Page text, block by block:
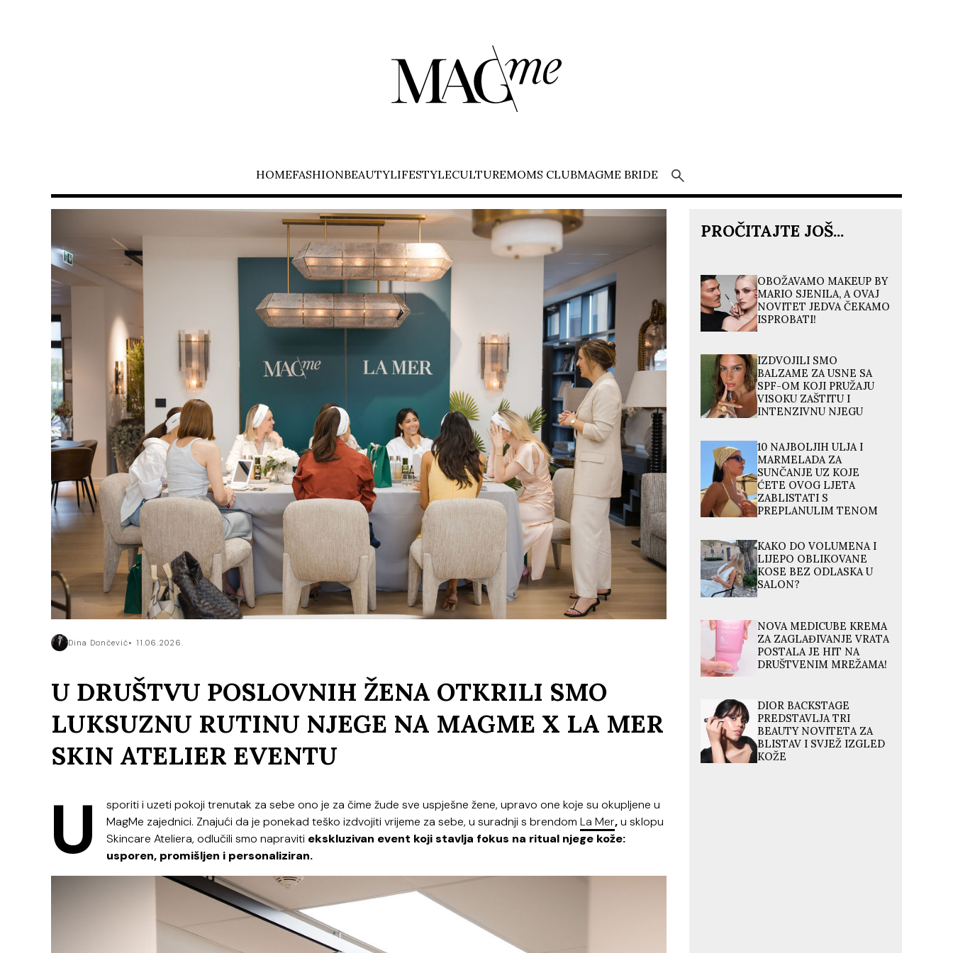
HOMEFASHIONBEAUTYLIFESTYLECULTUREMOMS CLUBMAGME BRIDE
Dina Dončević 11.06.2026.
U DRUŠTVU POSLOVNIH ŽENA OTKRILI SMO
LUKSUZNU RUTINU NJEGE NA MAGME X LA MER
SKIN ATELIER EVENTU
U
sporiti i uzeti pokoji trenutak za sebe ono je za čime žude sve uspješne žene, upravo one koje su okupljene u
MagMe zajednici. Znajući da je ponekad teško izdvojiti vrijeme za sebe, u suradnji s brendom La Mer,u sklopu
Skincare Ateliera, odlučili smo napraviti ekskluzivan event koji stavlja fokus na ritual njege kože:
usporen, promišljen i personaliziran.
PROČITAJTE JOŠ...
OBOŽAVAMO MAKEUP BY
MARIO SJENILA, A OVAJ
NOVITET JEDVA ČEKAMO
ISPROBATI!
IZDVOJILI SMO
BALZAME ZA USNE SA
SPF-OM KOJI PRUŽAJU
VISOKU ZAŠTITU I
INTENZIVNU NJEGU
10 NAJBOLJIH ULJA I
MARMELADA ZA
SUNČANJE UZ KOJE
ĆETE OVOG LJETA
ZABLISTATI S
PREPLANULIM TENOM
KAKO DO VOLUMENA I
LIJEPO OBLIKOVANE
KOSE BEZ ODLASKA U
SALON?
NOVA MEDICUBE KREMA
ZA ZAGLAĐIVANJE VRATA
POSTALA JE HIT NA
DRUŠTVENIM MREŽAMA!
DIOR BACKSTAGE
PREDSTAVLJA TRI
BEAUTY NOVITETA ZA
BLISTAV I SVJEŽ IZGLED
KOŽE